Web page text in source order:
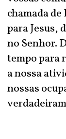
chamada
para Jesus,
no Senhor.
tempo para
a nossa
nossas